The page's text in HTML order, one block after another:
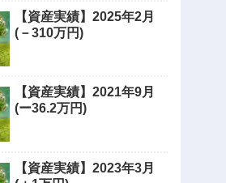
【資産実績】2025年2月
(－310万円)
【資産実績】2021年9月
(ー36.2万円)
【資産実績】2023年3月